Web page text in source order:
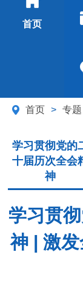
首页
首页 > 专题
学习贯彻党的
十届历次全会
神
学习贯
神 | 激